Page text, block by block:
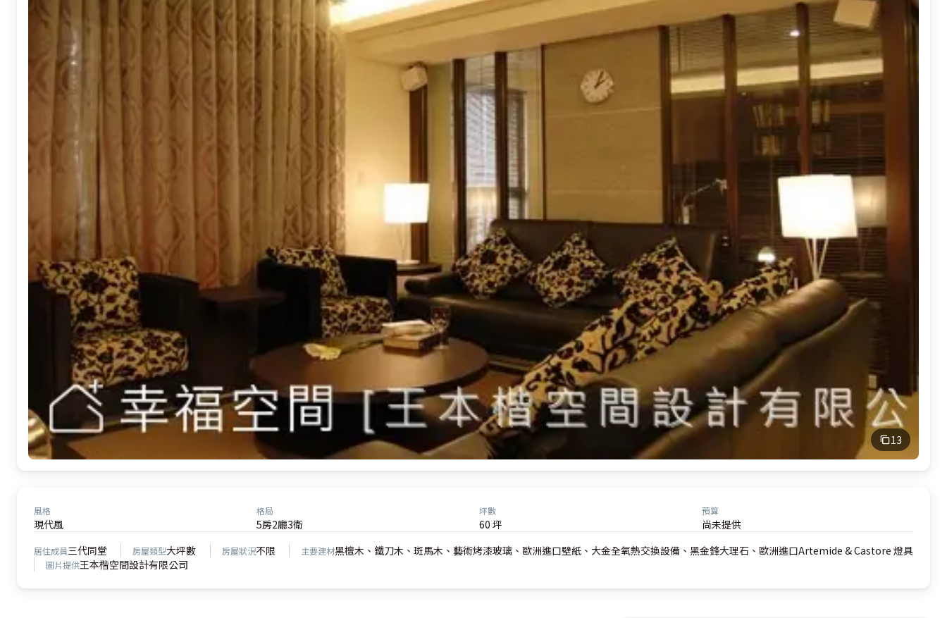
13
風格
現代風
格局
5房2廳3衛
坪數
60 坪
預算
尚未提供
居住成員三代同堂 房屋類型大坪數 房屋狀況不限 主要建材黑檀木、鐵刀木、斑馬木、藝術烤漆玻璃、歐洲進口壁紙、大金全氧熱交換設備、黑金鋒大理石、歐洲進口Artemide & Castore 燈具
圖片提供王本楷空間設計有限公司